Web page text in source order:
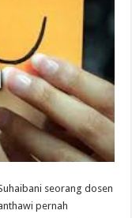
seorang dosen
pernah